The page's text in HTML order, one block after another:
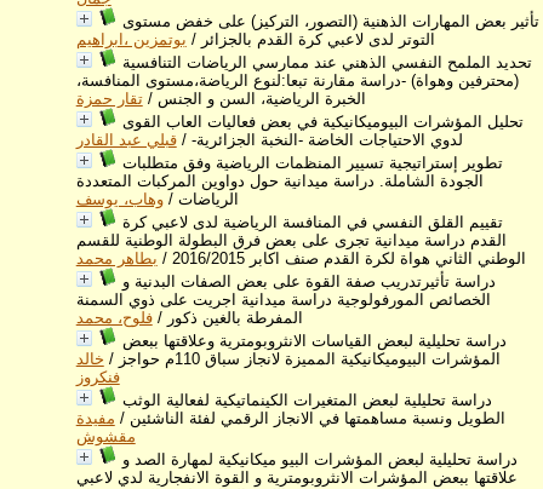
تأثير بعض المهارات الذهنية (التصور، التركيز) على خفض مستوى
التوتر لدى لاعبي كرة القدم بالجزائر / بوتمزين ،ابراهيم
تحديد الملمح النفسي الذهني عند ممارسي الرياضات التنافسية
(محترفين وهواة) -دراسة مقارنة تبعا:لنوع الرياضة،مستوى المنافسة،
الخبرة الرياضية، السن و الجنس /تقار حمزة
تحليل المؤشرات البيوميكانيكية في بعض فعاليات العاب القوى
لدوي الاحتياجات الخاضة -النخبة الجزائرية- /قبلي عبد القادر
تطوير إستراتيجية تسيير المنظمات الرياضية وفق متطلبات
الجودة الشاملة. دراسة ميدانية حول دواوين المركبات المتعددة
الرياضات /وهاب، يوسف
تقييم القلق النفسي في المنافسة الرياضية لدى لاعبي كرة
القدم دراسة ميدانية تجرى على بعض فرق البطولة الوطنية للقسم
الوطني الثاني هواة لكرة القدم صنف اكابر 2016/2015
/ بطاهر محمد
دراسة تأثيرتدريب صفة القوة على بعض الصفات البدنية و
الخصائص المورفولوجية دراسة ميدانية اجريت على ذوي السمنة
المفرطة بالغين ذكور /فلوح، محمد
دراسة تحليلية لبعض القياسات الانثروبومترية وعلاقتها ببعض
المؤشرات البيوميكانيكية المميزة لانجاز سباق 110م حواجز
/ خالد
فنكروز
دراسة تحليلية لبعض المتغيرات الكينماتيكية لفعالية الوثب
الطويل ونسبة مساهمتها في الانجاز الرقمي لفئة الناشئين / مفيدة
مقشوش
دراسة تحليلية لبعض المؤشرات البيو ميكانيكية لمهارة الصد و
علاقتها ببعض المؤشرات الانثروبومترية و القوة الانفجارية لدي لاعبي